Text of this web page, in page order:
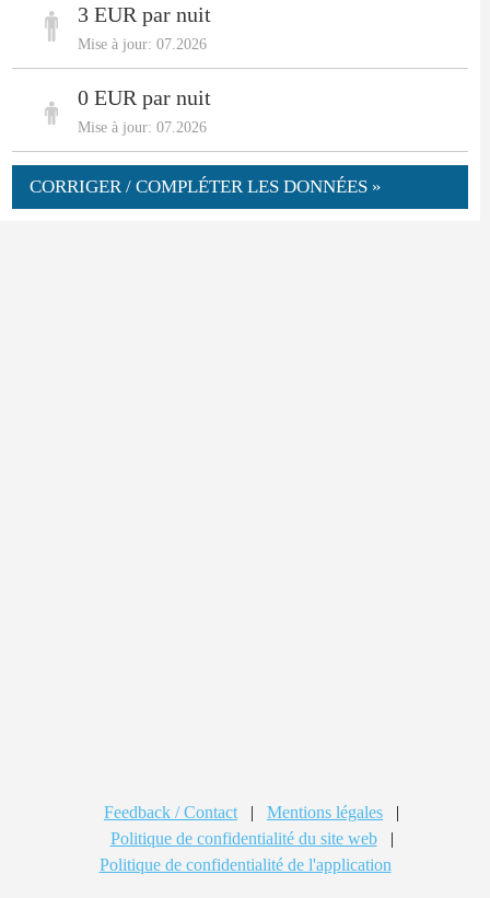
3 EUR par nuit
Mise à jour: 07.2026
0 EUR par nuit
Mise à jour: 07.2026
CORRIGER / COMPLÉTER LES DONNÉES »
Feedback / Contact | Mentions légales
|
Politique de confidentialité du site web
|
Politique de confidentialité de l'application